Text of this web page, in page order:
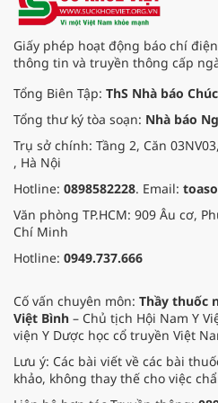
vững
Giấy phép hoạt động báo chí
thông tin và truyền thông cấp
Tổng Biên Tập: ThS Nhà báo
Tổng thư ký tòa soạn: Nhà báo
Trụ sở chính: Tầng 2, Căn
, Hà Nội
Hotline: 0898582228. Email:
Văn phòng TP.HCM: 909 Âu cơ,
Chí Minh
Hotline: 0949.737.666
Cố vấn chuyên môn: Thầy thuốc
Việt Bình – Chủ tịch Hội Nam Y
viện Y Dược học cổ truyền Việt
Lưu ý: Các bài viết về các bài
khảo, không thay thế cho việc